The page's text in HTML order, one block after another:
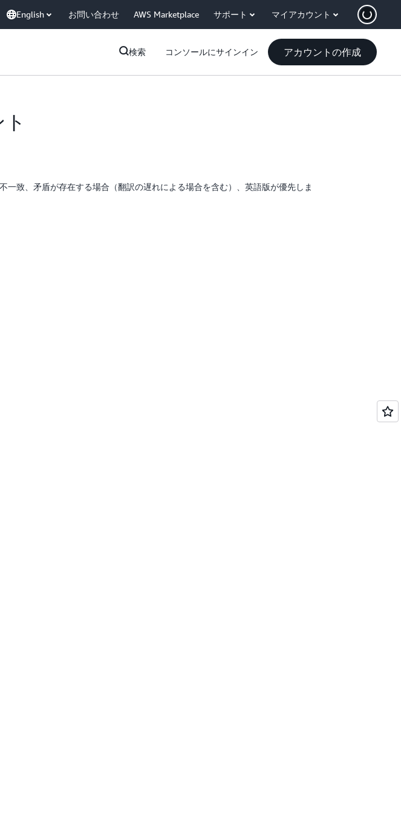
English お問い合わせ AWS Marketplace サポート マイアカウント
検索 コンソールにサインイン アカウントの作成
致、矛盾が存在する場合（翻訳の遅れによる場合を含む）、英語版が優先しま